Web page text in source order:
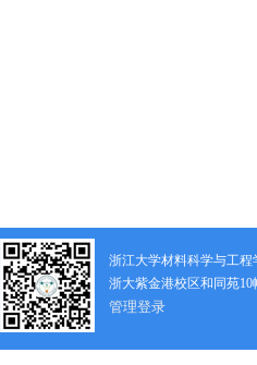
浙江大学材料科学与工程
浙大紫金港校区和同苑10
管理登录